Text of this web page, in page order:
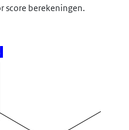
score berekeningen.